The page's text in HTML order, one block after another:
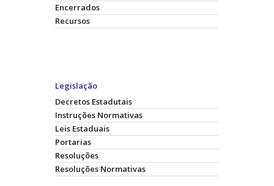
Encerrados
Recursos
Legislação
Decretos Estadutais
Instruções Normativas
Leis Estaduais
Portarias
Resoluções
Resoluções Normativas